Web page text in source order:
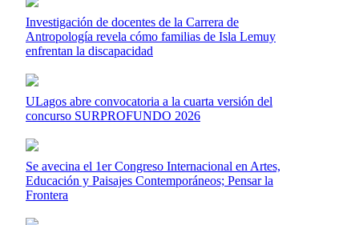
Investigación de docentes de la Carrera de
Antropología revela cómo familias de Isla Lemuy
enfrentan la discapacidad
ULagos abre convocatoria a la cuarta versión del
concurso SURPROFUNDO 2026
Se avecina el 1er Congreso Internacional en Artes,
Educación y Paisajes Contemporáneos; Pensar la
Frontera